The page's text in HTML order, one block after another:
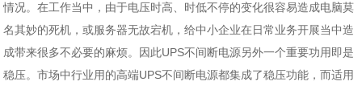
情况。在工作当中，由于电压时高、时低不停的变化很容易造成电脑莫
名其妙的死机，或服务器无故宕机，给中小企业在日常业务开展当中造
成带来很多不必要的麻烦。因此UPS不间断电源另外一个重要功用即是
稳压。市场中行业用的高端UPS不间断电源都集成了稳压功能，而适用